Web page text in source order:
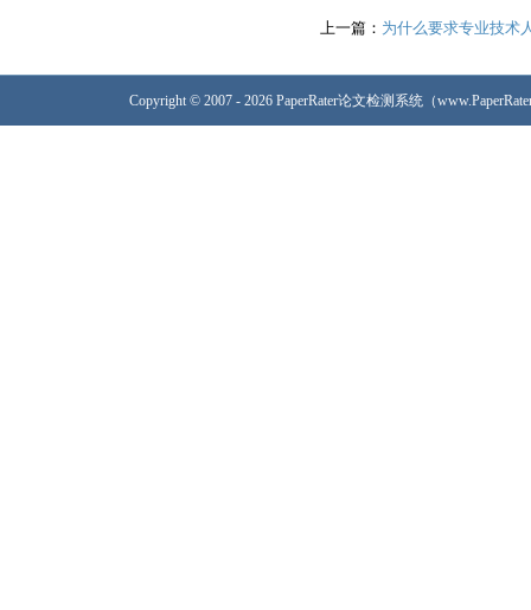
上一篇： 为什么要求专业技术
Copyright © 2007 - 2026 PaperRater论文检测系统（